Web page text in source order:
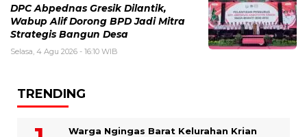
DPC Abpednas Gresik Dilantik,
Wabup Alif Dorong BPD Jadi Mitra
Strategis Bangun Desa
Selasa, 4 Agu 2026 - 16:10 WIB
TRENDING
Warga Ngingas Barat Kelurahan Krian